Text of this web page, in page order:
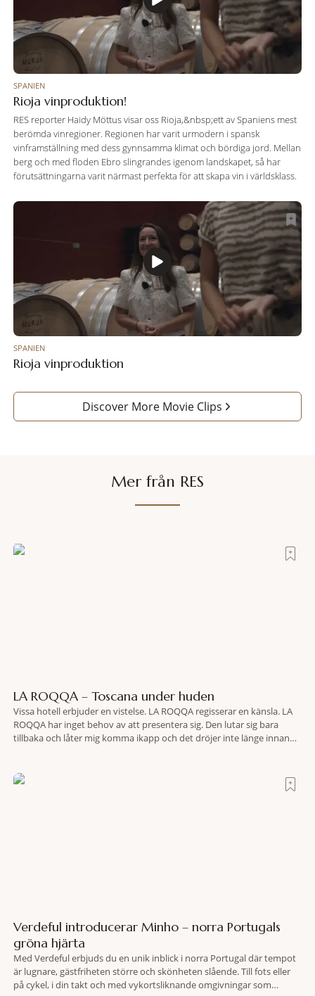
SPANIEN
Rioja vinproduktion!
RES reporter Haidy Möttus visar oss Rioja,&nbsp;ett av Spaniens mest
berömda vinregioner. Regionen har varit urmodern i spansk
vinframställning med dess gynnsamma klimat och bördiga jord. Mellan
berg och med floden Ebro slingrandes igenom landskapet, så har
förutsättningarna varit närmast perfekta för att skapa vin i världsklass.
SPANIEN
Rioja vinproduktion
Discover More Movie Clips
Mer från RES
LA ROQQA – Toscana under huden
Vissa hotell erbjuder en vistelse. LA ROQQA regisserar en känsla. LA
ROQQA har inget behov av att presentera sig. Den lutar sig bara
tillbaka och låter mig komma ikapp och det dröjer inte länge innan
Verdeful introducerar Minho – norra Portugals
gröna hjärta
Med Verdeful erbjuds du en unik inblick i norra Portugal där tempot
är lugnare, gästfriheten större och skönheten slående. Till fots eller
på cykel, i din takt och med vykortsliknande omgivningar som